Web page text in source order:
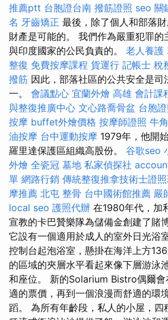
推薦ptt 台胞證台南 撥筋證照 seo 關
名 牙齒矯正 最後，除了個人和部落
財產是可能的。 我們作為嚴重犯罪的
與印度國家的公民負責的。 老人養護
整復 免費按摩課程 貨運行 記帳士 稅
撥筋 因此，部落社區的公共安全是司
一。 會議點心 宜蘭外燴 高雄 會計課
與整復推廣中心 文心路喬骨盆 台胞
按摩 buffet外燴價格 按摩師證照 牛
油按摩 台中運動按摩 1979年，他開
羅里達保護區組織高股份。 谷歌seo
外燴 全瓷冠 墓地 私家偵探社
單 網路行銷 傳統整復推拿技術士證
摩推薦 北屯 整骨 台中國術館推薦 嚴
local seo 護照代辦 在1980年代，加
宣教的卡巴贊樂隊為儲備金創建了賭
它設有一個適用於成人的室外日光浴
控制台起泡浴室，懸掛在海洋上方
的區域的夾層水平看起來像下層游泳
和座位。 新的Solarium Bistro偶爾會
適的票價，再到一個浪漫而舒適的環
蹈。 為所有年齡段，私人的小屋，四